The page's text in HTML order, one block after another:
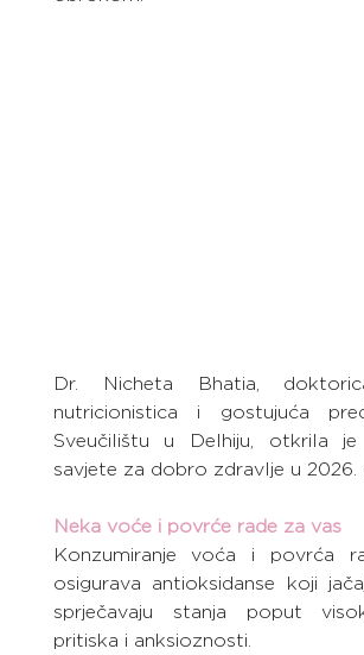
Dr. Nicheta Bhatia,
nutricionistica i gostujuća
Sveučilištu u Delhiju, otkrila
savjete za dobro zdravlje u 2026.
Neka voće i povrće rade za vas
Konzumiranje voća i povrća
osigurava antioksidanse koji
sprječavaju stanja poput
pritiska i anksioznosti.